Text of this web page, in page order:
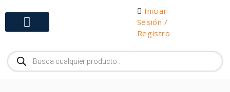
Iniciar
Sesión /
Registro